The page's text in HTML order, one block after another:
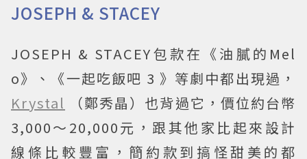
JOSEPH & STACEY
JOSEPH & STACEY包款在《油膩的Mel
o》、《一起吃飯吧 3 》等劇中都出現過，
Krystal
（鄭秀晶）也背過它，價位約台幣
3,000～20,000元，跟其他家比起來設計
線條比較豐富，簡約款到搞怪甜美的都